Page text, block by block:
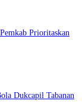
Prioritaskan
Dukcapil Tabanan